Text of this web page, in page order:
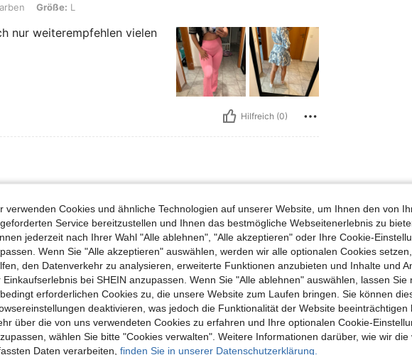
L Größe: L
nur weiterempfehlen vielen
Hilfreich (0)
Hilfreich (0)
Bewertungen Ansehen
verwenden Cookies und ähnliche Technologien auf unserer Website, um Ihnen den von
Service bereitzustellen und Ihnen das bestmögliche Webseitenerlebnis zu
jederzeit nach Ihrer Wahl "Alle ablehnen", "Alle akzeptieren" oder Ihre Cookie-
Wenn Sie "Alle akzeptieren" auswählen, werden wir alle optionalen Cookies
den Datenverkehr zu analysieren, erweiterte Funktionen anzubieten und Inhalte und
Einkaufserlebnis bei SHEIN anzupassen. Wenn Sie "Alle ablehnen" auswählen, lassen Sie
erforderlichen Cookies zu, die unsere Website zum Laufen bringen. Sie können
deaktivieren, was jedoch die Funktionalität der Website beeinträchtigen
über die von uns verwendeten Cookies zu erfahren und Ihre optionalen Cookie-
wählen Sie bitte "Cookies verwalten". Weitere Informationen darüber, wie wir die
Daten verarbeiten, finden Sie in unserer Datenschutzerklärung.